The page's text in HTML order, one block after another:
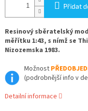
Přidat
Resinový sběratelský
měřítku 1:43, s nímž se
Nizozemska 1983.
Možnost
(podrobnější info v
Detailní informace